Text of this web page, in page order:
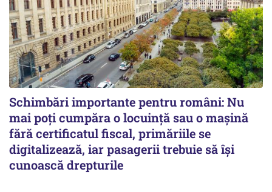
Schimbări importante pentru români: Nu
mai poți cumpăra o locuință sau o mașină
fără certificatul fiscal, primăriile se
digitalizează, iar pasagerii trebuie să își
cunoască drepturile